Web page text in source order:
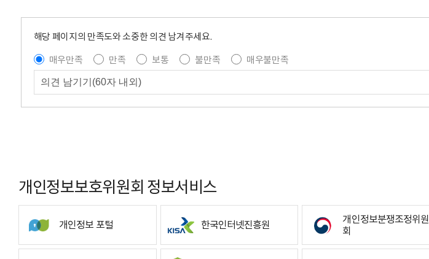
해당 페이지의 만족도와 소중한 의견 남겨주세요.
매우만족
만족 보통 불만족
매우불만족
개인정보보호위원회 정보서비스
개인정보 포털 한국인터넷진흥원
개인정보분쟁조정위원
회